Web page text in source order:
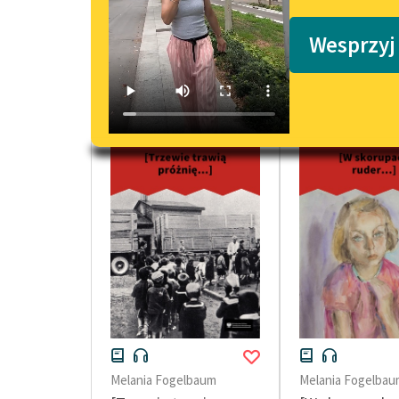
wiersze Melanii Fogelbaum
Melania Fogelbaum Melania